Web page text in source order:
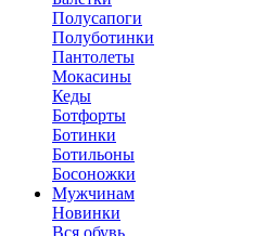
Полусапоги
Полуботинки
Пантолеты
Мокасины
Кеды
Ботфорты
Ботинки
Ботильоны
Босоножки
Мужчинам
Новинки
Вся обувь